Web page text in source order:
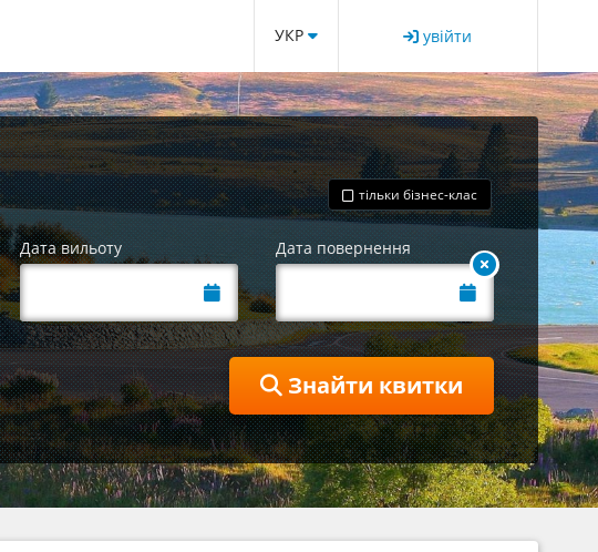
УКР увійти
тільки бізнес-клас
Дата вильоту Дата повернення
Знайти квитки